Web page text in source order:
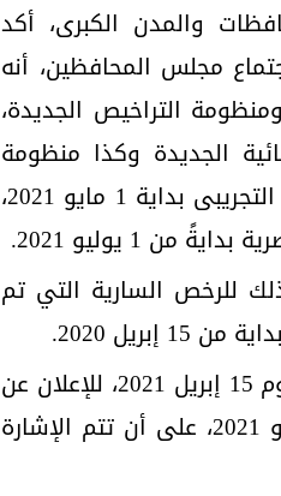
والمدن الكبرى، أكد
مجلس المحافظين، أنه
التراخيص الجديدة،
الجديدة وكذا منظومة
التراخيص الجديدة على المدن التي تم اختيارها للتطبيق التجريبى بداية 1 مايو 2021،
1 يوليو 2021.
للرخص السارية التي تم
2020.
وأكد رئيس الوزراء أنه سيتم تنظيم مؤتمر صحفي قبل يوم 15 إبريل 2021، للإعلان عن
بدء تطبيق منظومة الاشتراطات البنائية بداية من 1 مايو 2021، على أن تتم الإشارة